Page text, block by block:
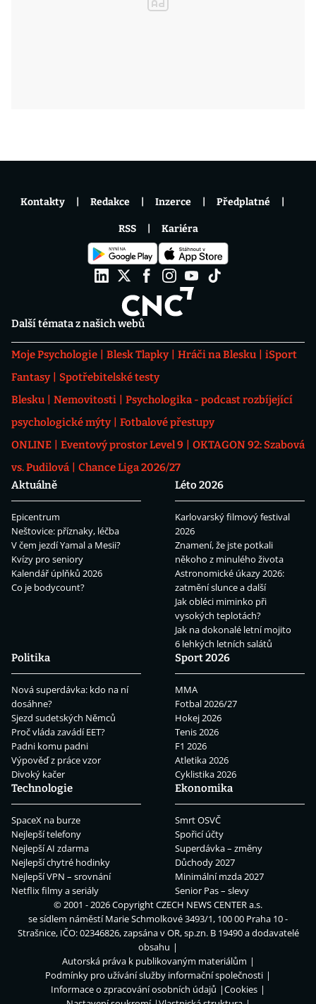
Další témata z našich webů
Moje Psychologie Blesk Tlapky Hráči na Blesku
iSport
Fantasy
Spotřebitelské testy
Blesku
Nemovitosti
Psychologika - podcast rozbíjející
psychologické mýty
Fotbalové přestupy
ONLINE
Eventový prostor Level 9
OKTAGON 92: Szabová
vs. Pudilová
Chance Liga 2026/27
Aktuálně
Epicentrum
Neštovice: příznaky, léčba
V čem jezdí Yamal a Mesii?
Kvízy pro seniory
Kalendář úplňků 2026
Co je bodycount?
Léto 2026
Karlovarský filmový festival
2026
Znamení, že jste potkali
někoho z minulého života
Astronomické úkazy 2026:
zatmění slunce a další
Jak obléci miminko při
vysokých teplotách?
Jak na dokonalé letní mojito
6 lehkých letních salátů
Politika
Nová superdávka: kdo na ní
dosáhne?
Sjezd sudetských Němců
Proč vláda zavádí EET?
Padni komu padni
Výpověď z práce vzor
Divoký kačer
Sport 2026
MMA
Fotbal 2026/27
Hokej 2026
Tenis 2026
F1 2026
Atletika 2026
Cyklistika 2026
Technologie
SpaceX na burze
Nejlepší telefony
Nejlepší AI zdarma
Nejlepší chytré hodinky
Nejlepší VPN – srovnání
Netflix filmy a seriály
Ekonomika
Smrt OSVČ
Spořicí účty
Superdávka – změny
Důchody 2027
Minimální mzda 2027
Senior Pas – slevy
Kontakty Redakce Inzerce Předplatné
RSS Kariéra
© 2001 - 2026 CopyrightCZECH NEWS CENTER a.s.
se sídlem náměstí Marie Schmolkové 3493/1, 100 00 Praha 10 -
Strašnice, IČO: 02346826, zapsána v OR, sp.zn. B 19490 a dodavatelé
obsahu
Autorská práva k publikovaným materiálům
Podmínky pro užívání služby informační společnosti
Informace o zpracování osobních údajů
Cookies